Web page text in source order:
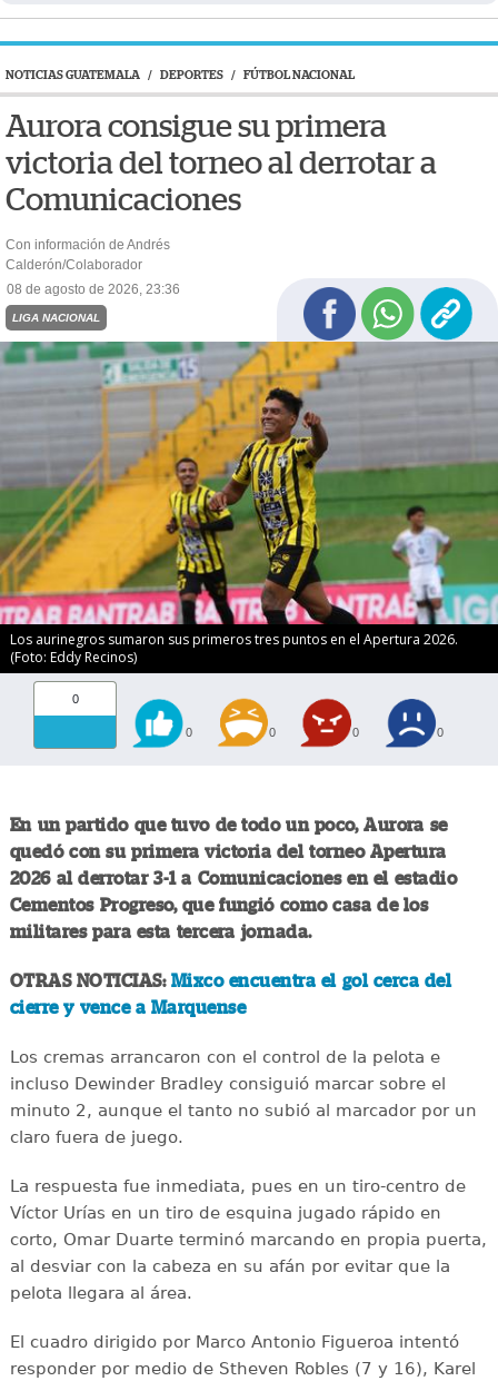
NOTICIAS GUATEMALA / DEPORTES / FÚTBOL NACIONAL
Aurora consigue su primera
victoria del torneo al derrotar a
Comunicaciones
Con información de Andrés
Calderón/Colaborador
08 de agosto de 2026, 23:36
LIGA NACIONAL
Los aurinegros sumaron sus primeros tres puntos en el Apertura 2026.
(Foto: Eddy Recinos)
0
0 0 0 0
En un partido que tuvo de todo un poco, Aurora se
quedó con su primera victoria del torneo Apertura
2026 al derrotar 3-1 a Comunicaciones en el estadio
Cementos Progreso, que fungió como casa de los
militares para esta tercera jornada.
OTRAS NOTICIAS: Mixco encuentra el gol cerca del
cierre y vence a Marquense
Los cremas arrancaron con el control de la pelota e
incluso Dewinder Bradley consiguió marcar sobre el
minuto 2, aunque el tanto no subió al marcador por un
claro fuera de juego.
La respuesta fue inmediata, pues en un tiro-centro de
Víctor Urías en un tiro de esquina jugado rápido en
corto, Omar Duarte terminó marcando en propia puerta,
al desviar con la cabeza en su afán por evitar que la
pelota llegara al área.
El cuadro dirigido por Marco Antonio Figueroa intentó
responder por medio de Stheven Robles (7 y 16), Karel